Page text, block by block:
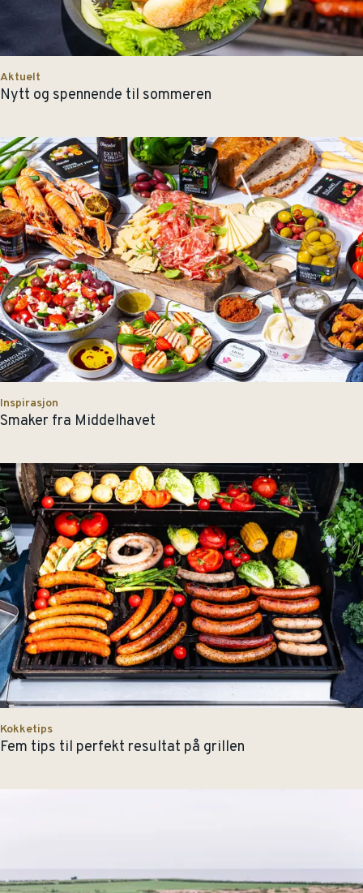
Aktuelt
Nytt og spennende til sommeren
Inspirasjon
Smaker fra Middelhavet
Kokketips
Fem tips til perfekt resultat på grillen